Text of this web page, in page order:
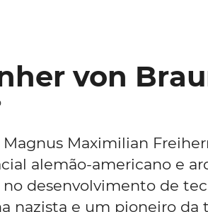
von
Maximilian
alemão-americano e
desenvolvimento de
nazista e um pioneiro da